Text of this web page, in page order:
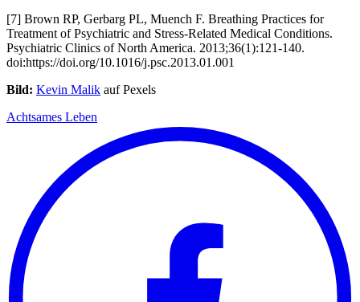
[7] Brown RP, Gerbarg PL, Muench F. Breathing Practices for
Treatment of Psychiatric and Stress-Related Medical Conditions.
Psychiatric Clinics of North America. 2013;36(1):121-140.
doi:https://doi.org/10.1016/j.psc.2013.01.001
Bild: Kevin Malik auf Pexels
Achtsames Leben